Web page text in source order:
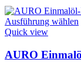
Ausführung wählen
Quick view
AURO